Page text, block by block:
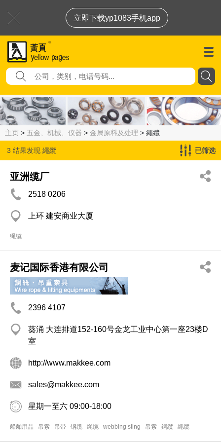
立即下载yp1083手机app
主页 > 五金、机械、仪器 > 金属原料及处理 > 繩纜
3 结果发现 繩纜 已筛选
亚洲缆厂
2518 0206
上环 建安商业大厦
绳缆
麦记国际香港有限公司
2396 4107
葵涌 大连排道152-160号金龙工业中心第一座23楼D
室
http://www.makkee.com
sales@makkee.com
星期一至六 09:00-18:00
船舶用品 吊索 吊带 钢缆 绳缆 webbing sling 吊索 鋼纜 繩纜